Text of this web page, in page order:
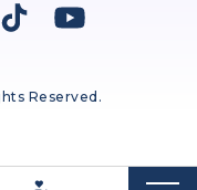
Reserved.